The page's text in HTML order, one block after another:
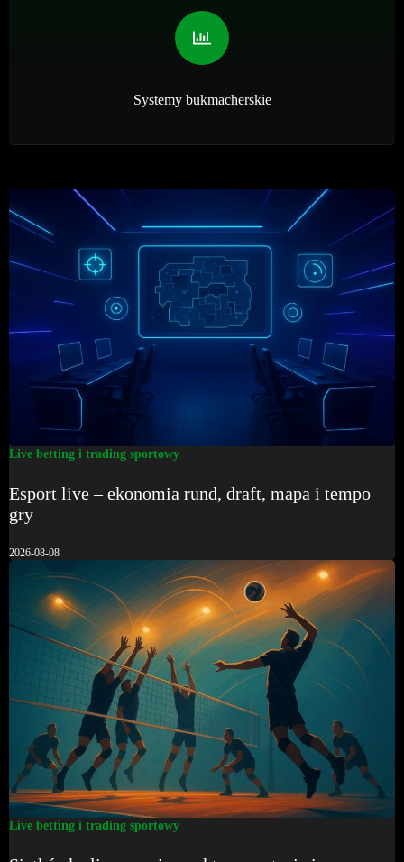
Systemy bukmacherskie
Live betting i trading sportowy
Esport live – ekonomia rund, draft, mapa i tempo
gry
2026-08-08
Live betting i trading sportowy